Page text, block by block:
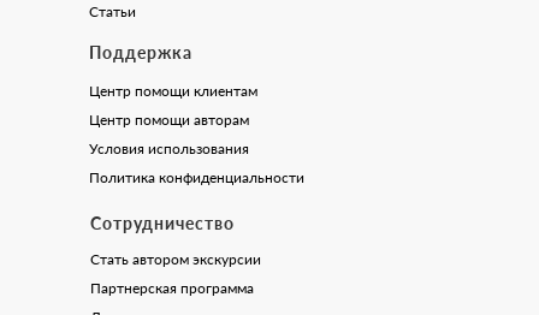
Статьи
Поддержка
Центр помощи клиентам
Центр помощи авторам
Условия использования
Политика конфиденциальности
Сотрудничество
Стать автором экскурсии
Партнерская программа